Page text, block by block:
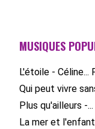
MUSIQUES
L'étoile - Céline...
Qui peut vivre
Plus qu'ailleurs -...
La mer et